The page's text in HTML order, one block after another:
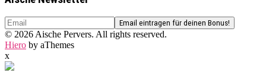
© 2026 Aische Pervers. All rights reserved.
Hiero by aThemes
x